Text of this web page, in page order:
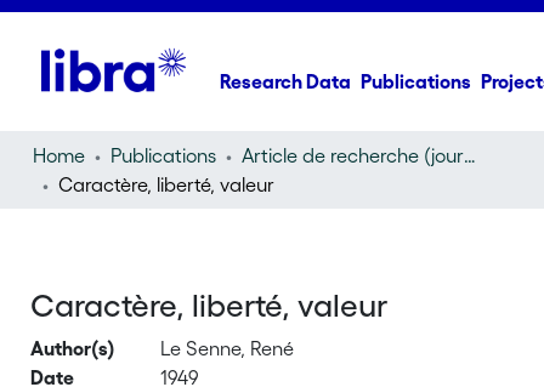
Research Data Publications
Home Publications
Article de recherche (journal article)
Caractère, liberté, valeur
Caractère, liberté, valeur
Author(s)
Le Senne, René
Date
1949